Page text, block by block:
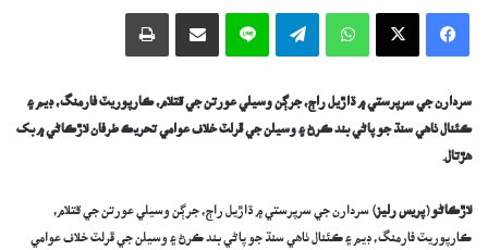
Facebook
X
WhatsApp
Telegram
Line اي ميل وسيلي ونڊيو پرنٽ
سردارن جي سرپرستي ۾ ڌاڙيل راڄ، جرڳن وسيلي عورتن جي قتلام، ڪارپوريٽ فارمنگ، ڊيم ۽
ڪئنال ٺاهي سنڌ جو پاڻي بند ڪرڻ ۽ وسيلن جي ڦرلٽ خلاف عوامي تحريڪ طرفان لاڙڪاڻي ۾ بک
هڙتال.
لاڙڪاڻو (پريس رليز) سردارن جي سرپرستي ۾ ڌاڙيل راڄ، جرڳن وسيلي عورتن جي قتلام،
ڪارپوريٽ فارمنگ، ڊيم ۽ ڪئنال ٺاهي سنڌ جو پاڻي بند ڪرڻ ۽ وسيلن جي ڦرلٽ خلاف عوامي